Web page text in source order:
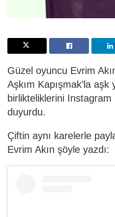
Güzel oyuncu Evrim
Aşkım Kapışmak’la
birlikteliklerini Instagram
duyurdu.
Çiftin aynı karelerle
Evrim Akın şöyle yazdı: